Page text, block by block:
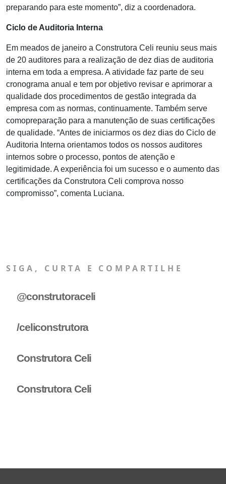
preparando para este momento”, diz a coordenadora.
Ciclo de Auditoria Interna
Em meados de janeiro a Construtora Celi reuniu seus mais
de 20 auditores para a realização de dez dias de auditoria
interna em toda a empresa. A atividade faz parte de seu
cronograma anual e tem por objetivo revisar e aprimorar a
qualidade dos procedimentos de gestão integrada da
empresa com as normas, continuamente. Também serve
comopreparação para a manutenção de suas certificações
de qualidade. “Antes de iniciarmos os dez dias do Ciclo de
Auditoria Interna orientamos todos os nossos auditores
internos sobre o processo, pontos de atenção e
legitimidade. A experiência foi um sucesso e o aumento das
certificações da Construtora Celi comprova nosso
compromisso”, comenta Luciana.
SIGA, CURTA E COMPARTILHE
@construtoraceli
/celiconstrutora
Construtora Celi
Construtora Celi